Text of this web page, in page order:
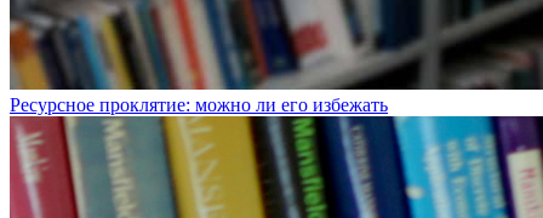
Ресурсное проклятие: можно ли его избежать